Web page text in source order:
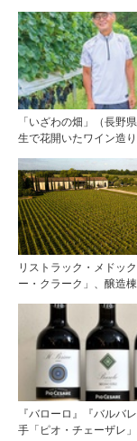
「いざわの畑」（長野
生で花開いたワイン造り
リストラック・メドッ
ー・クラーク」、醸造
『バローロ』『バルバ
手「ピオ・チェーザレ